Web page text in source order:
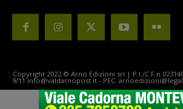
Copyright 2022 © Arno Edizioni srl | P.I./C.F
9/11 info@valdarnopost.it - PEC: